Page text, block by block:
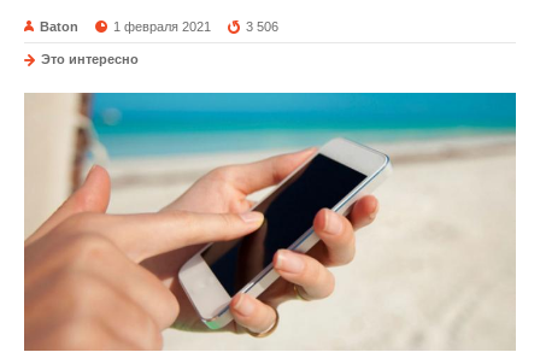
Baton 1 февраля 2021 3 506
Это интересно